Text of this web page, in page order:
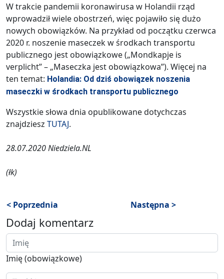
W trakcie pandemii koronawirusa w Holandii rząd
wprowadził wiele obostrzeń, więc pojawiło się dużo
nowych obowiązków. Na przykład od początku czerwca
2020 r. noszenie maseczek w środkach transportu
publicznego jest obowiązkowe („Mondkapje is
verplicht” – „Maseczka jest obowiązkowa”). Więcej na
ten temat: Holandia: Od dziś obowiązek noszenia
maseczki w środkach transportu publicznego
Wszystkie słowa dnia opublikowane dotychczas
znajdziesz TUTAJ.
28.07.2020 Niedziela.NL
(łk)
< Poprzednia Następna >
Dodaj komentarz
Imię (obowiązkowe)